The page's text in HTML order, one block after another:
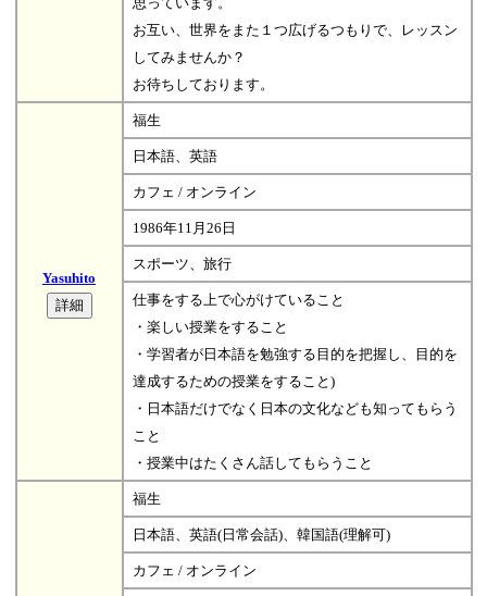
お互い、世界をまた１つ広げるつもりで、レッスン
してみませんか？
お待ちしております。
Yasuhito
福生
日本語、英語
カフェ / オンライン
1986年11月26日
スポーツ、旅行
仕事をする上で心がけていること
・楽しい授業をすること
・学習者が日本語を勉強する目的を把握し、目的を
達成するための授業をすること)
・日本語だけでなく日本の文化なども知ってもらう
こと
・授業中はたくさん話してもらうこと
福生
日本語、英語(日常会話)、韓国語(理解可)
カフェ / オンライン